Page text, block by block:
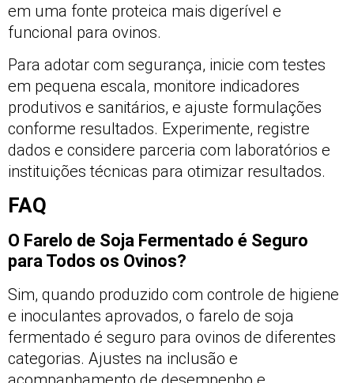
em uma fonte proteica mais digerível e
funcional para ovinos.
Para adotar com segurança, inicie com testes
em pequena escala, monitore indicadores
produtivos e sanitários, e ajuste formulações
conforme resultados. Experimente, registre
dados e considere parceria com laboratórios e
instituições técnicas para otimizar resultados.
FAQ
O Farelo de Soja Fermentado é Seguro
para Todos os Ovinos?
Sim, quando produzido com controle de higiene
e inoculantes aprovados, o farelo de soja
fermentado é seguro para ovinos de diferentes
categorias. Ajustes na inclusão e